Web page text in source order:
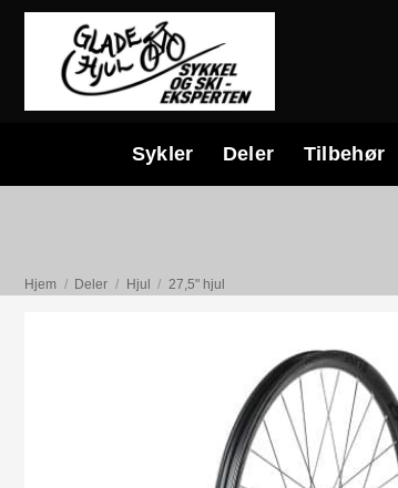
Skip
Sykler Deler Tilbehør
Hjem / Deler / Hjul / 27,5" hjul